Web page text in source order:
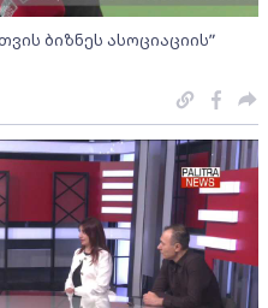
ბიზნეს ასოციაციის”